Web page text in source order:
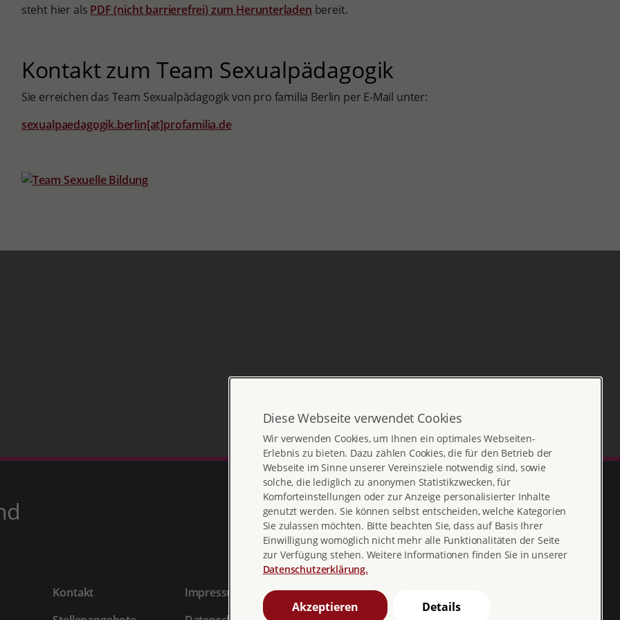
steht hier als PDF (nicht barrierefrei) zum Herunterladen bereit.
Kontakt zum Team Sexualpädagogik
Sie erreichen das Team Sexualpädagogik von pro familia Berlin per E-Mail unter:
sexualpaedagogik.berlin[at]profamilia.de
Kontakt
Impressum
Erklärung zur
Barrierefreiheit
Diese Webseite verwendet Cookies
Wir verwenden Cookies, um Ihnen ein optimales Webseiten-
Erlebnis zu bieten. Dazu zählen Cookies, die für den Betrieb der
Webseite im Sinne unserer Vereinsziele notwendig sind, sowie
solche, die lediglich zu anonymen Statistikzwecken, für
Komforteinstellungen oder zur Anzeige personalisierter Inhalte
genutzt werden. Sie können selbst entscheiden, welche Kategorien
Sie zulassen möchten. Bitte beachten Sie, dass auf Basis Ihrer
Einwilligung womöglich nicht mehr alle Funktionalitäten der Seite
zur Verfügung stehen. Weitere Informationen finden Sie in unserer
Datenschutzerklärung.
Akzeptieren Details